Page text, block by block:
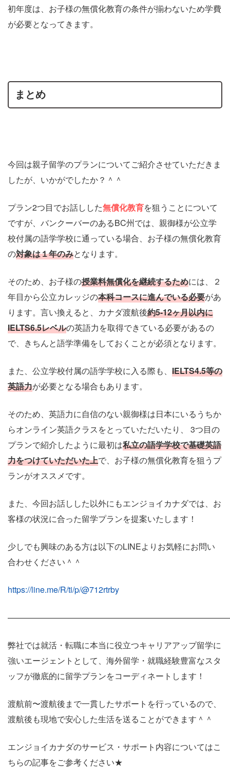
初年度は、お子様の無償化教育の条件が揃わないため学費
が必要となってきます。
まとめ
今回は親子留学のプランについてご紹介させていただきま
したが、いかがでしたか？＾＾
プラン2つ目でお話しした無償化教育を狙うことについて
ですが、バンクーバーのあるBC州では、親御様が公立学
校付属の語学学校に通っている場合、お子様の無償化教育
の対象は１年のみとなります。
そのため、お子様の授業料無償化を継続するためには、２
年目から公立カレッジの本科コースに進んでいる必要があ
ります。言い換えると、カナダ渡航後約5-12ヶ月以内に
IELTS6.5レベルの英語力を取得できている必要があるの
で、きちんと語学準備をしておくことが必須となります。
また、公立学校付属の語学学校に入る際も、 IELTS4.5等の
英語力が必要となる場合もあります。
そのため、英語力に自信のない親御様は日本にいるうちか
らオンライン英語クラスをとっていただいたり、 3つ目の
プランで紹介したように最初は私立の語学学校で基礎英語
力をつけていただいた上で、お子様の無償化教育を狙うプ
ランがオススメです。
また、今回お話しした以外にもエンジョイカナダでは、お
客様の状況に合った留学プランを提案いたします！
少しでも興味のある方は以下のLINEよりお気軽にお問い
合わせください＾＾
https://line.me/R/ti/p/@712rtrby
弊社では就活・転職に本当に役立つキャリアアップ留学に
強いエージェントとして、海外留学・就職経験豊富なスタ
ッフが徹底的に留学プランをコーディネートします！
渡航前〜渡航後まで一貫したサポートを行っているので、
渡航後も現地で安心した生活を送ることができます＾＾
エンジョイカナダのサービス・サポート内容についてはこ
ちらの記事をご参考ください★